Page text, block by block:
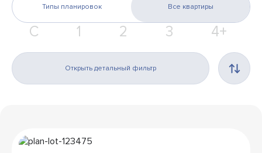
Типы планировок Все квартиры
С 1 2 3 4+
Открыть детальный фильтр